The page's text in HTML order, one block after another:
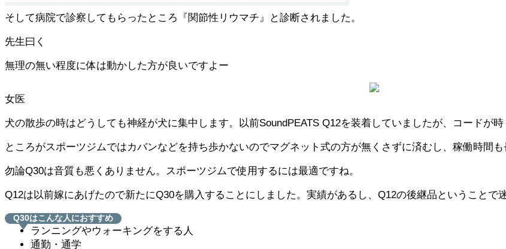
そして病院で診察してもらったところ『関節性リウマチ』と診断されました。
先生曰く
無理の無い程度に体は動かした方が良いですよー
女医
犬の散歩の時はどうしても神経が犬に集中します。以前SoundPEATS Q12を装着していましたが、コードが
ところがスポーツジムではカバンなどを持ち歩かないのでマグネット式の方が無くさずに済むし、稼働時間
勿論Q30は音質も悪くありません。スポーツジムで使用するには最適ですね。
Q12は以前嫁にあげたので新たにQ30を購入することにしました。実績があるし、Q12の後継品ということで
Q30はこんな人におすすめ
ランニングやウォーキングをする人
通勤・通学